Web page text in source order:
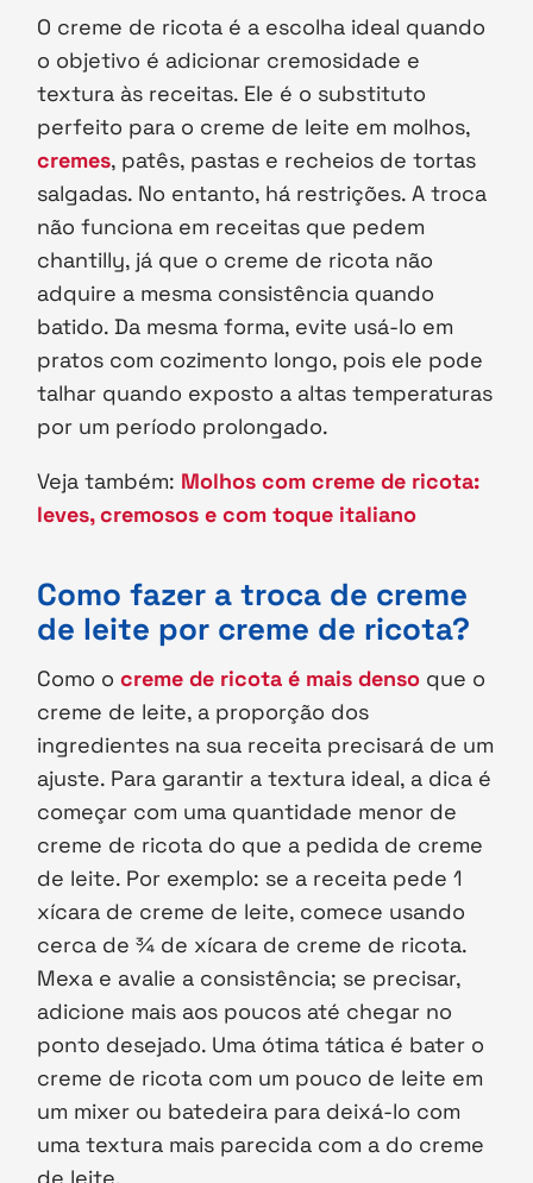
O creme de ricota é a escolha ideal quando
o objetivo é adicionar cremosidade e
textura às receitas. Ele é o substituto
perfeito para o creme de leite em molhos,
cremes, patês, pastas e recheios de tortas
salgadas. No entanto, há restrições. A troca
não funciona em receitas que pedem
chantilly, já que o creme de ricota não
adquire a mesma consistência quando
batido. Da mesma forma, evite usá-lo em
pratos com cozimento longo, pois ele pode
talhar quando exposto a altas temperaturas
por um período prolongado.
Veja também: Molhos com creme de ricota:
leves, cremosos e com toque italiano
Como fazer a troca de creme
de leite por creme de ricota?
Como ocreme de ricota é mais denso que o
creme de leite, a proporção dos
ingredientes na sua receita precisará de um
ajuste. Para garantir a textura ideal, a dica é
começar com uma quantidade menor de
creme de ricota do que a pedida de creme
de leite. Por exemplo: se a receita pede 1
xícara de creme de leite, comece usando
cerca de ¾ de xícara de creme de ricota.
Mexa e avalie a consistência; se precisar,
adicione mais aos poucos até chegar no
ponto desejado. Uma ótima tática é bater o
creme de ricota com um pouco de leite em
um mixer ou batedeira para deixá-lo com
uma textura mais parecida com a do creme